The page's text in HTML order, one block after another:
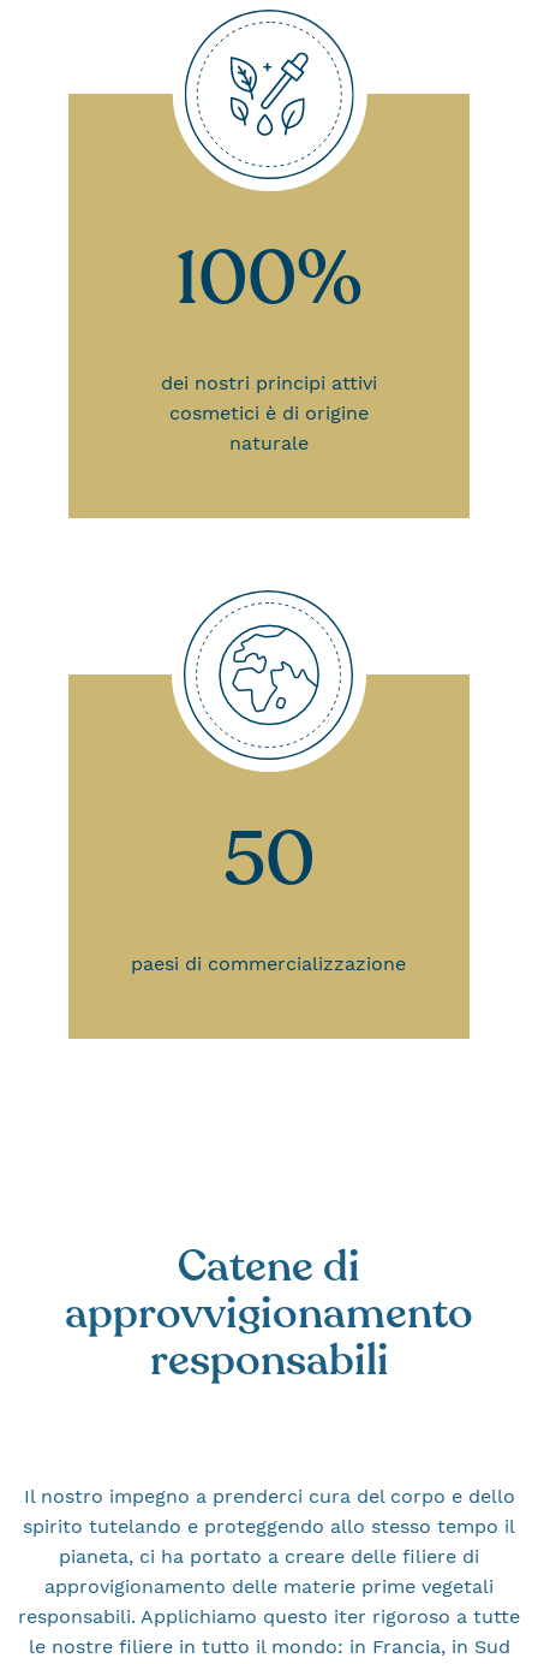
100%
dei nostri principi attivi
cosmetici è di origine
naturale
50
paesi di commercializzazione
Catene di
approvvigionamento
responsabili
Il nostro impegno a prenderci cura del corpo e dello
spirito tutelando e proteggendo allo stesso tempo il
pianeta, ci ha portato a creare delle filiere di
approvigionamento delle materie prime vegetali
responsabili. Applichiamo questo iter rigoroso a tutte
le nostre filiere in tutto il mondo: in Francia, in Sud